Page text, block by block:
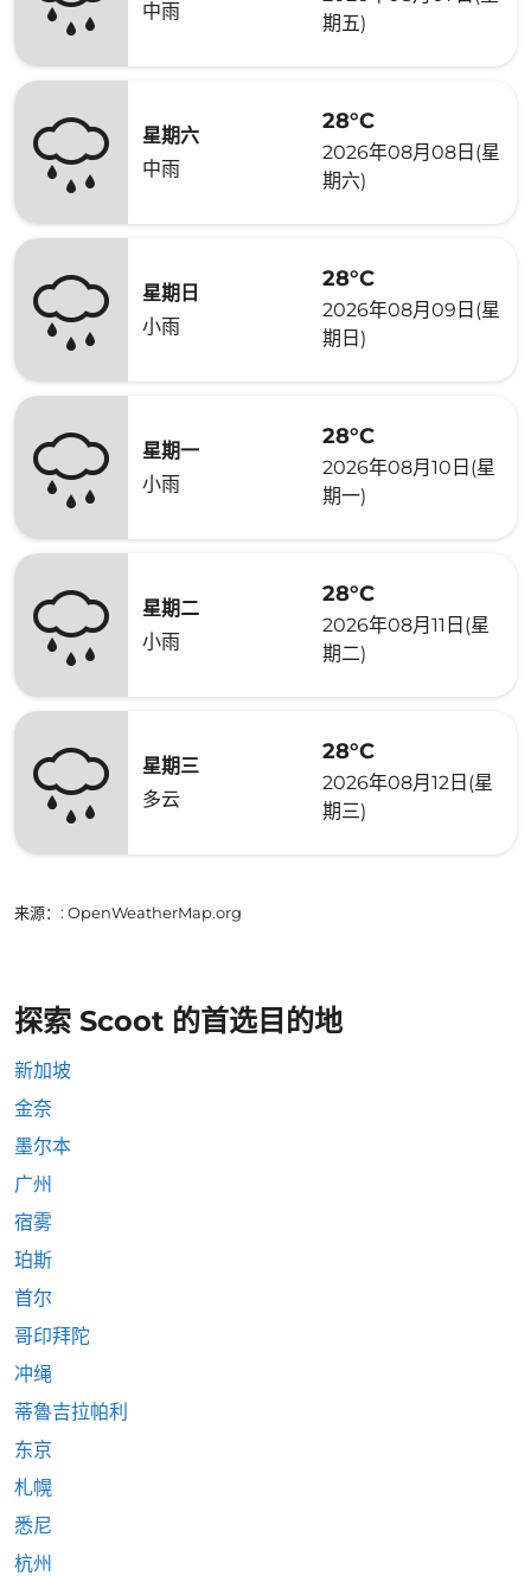
中雨
期五)
星期六
中雨
28°C
2026年08月08日(星
期六)
星期日
小雨
28°C
2026年08月09日(星
期日)
星期一
小雨
28°C
2026年08月10日(星
期一)
星期二
小雨
28°C
2026年08月11日(星
期二)
星期三
多云
28°C
2026年08月12日(星
期三)
来源： : OpenWeatherMap.org
探索 Scoot 的首选目的地
新加坡
金奈
墨尔本
广州
宿雾
珀斯
首尔
哥印拜陀
冲绳
蒂魯吉拉帕利
东京
札幌
悉尼
杭州